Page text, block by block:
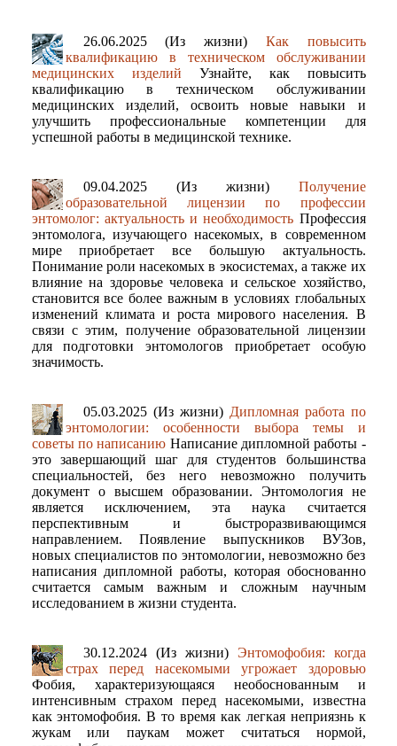
26.06.2025 (Из жизни) Как повысить
квалификацию в техническом обслуживании
медицинских изделий Узнайте, как повысить
квалификацию в техническом обслуживании
медицинских изделий, освоить новые навыки и
улучшить профессиональные компетенции для
успешной работы в медицинской технике.
09.04.2025 (Из жизни) Получение
образовательной лицензии по профессии
энтомолог: актуальность и необходимость Профессия
энтомолога, изучающего насекомых, в современном
мире приобретает все большую актуальность.
Понимание роли насекомых в экосистемах, а также их
влияние на здоровье человека и сельское хозяйство,
становится все более важным в условиях глобальных
изменений климата и роста мирового населения. В
связи с этим, получение образовательной лицензии
для подготовки энтомологов приобретает особую
значимость.
05.03.2025 (Из жизни) Дипломная работа по
энтомологии: особенности выбора темы и
советы по написанию Написание дипломной работы -
это завершающий шаг для студентов большинства
специальностей, без него невозможно получить
документ о высшем образовании. Энтомология не
является исключением, эта наука считается
перспективным и быстроразвивающимся
направлением. Появление выпускников ВУЗов,
новых специалистов по энтомологии, невозможно без
написания дипломной работы, которая обоснованно
считается самым важным и сложным научным
исследованием в жизни студента.
30.12.2024 (Из жизни) Энтомофобия: когда
страх перед насекомыми угрожает здоровью
Фобия, характеризующаяся необоснованным и
интенсивным страхом перед насекомыми, известна
как энтомофобия. В то время как легкая неприязнь к
жукам или паукам может считаться нормой,